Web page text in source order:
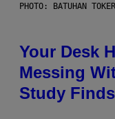
PHOTO: BATUHAN
Your Desk
Messing
Study Finds